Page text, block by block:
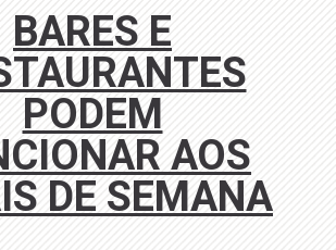
BARES E
PODEM
AOS
DE SEMANA